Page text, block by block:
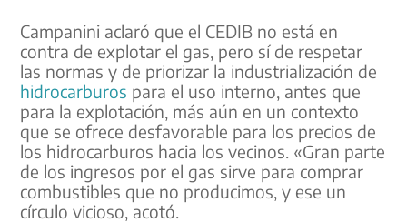
Campanini aclaró que el CEDIB no está en
contra de explotar el gas, pero sí de respetar
las normas y de priorizar la industrialización de
hidrocarburos para el uso interno, antes que
para la explotación, más aún en un contexto
que se ofrece desfavorable para los precios de
los hidrocarburos hacia los vecinos. «Gran parte
de los ingresos por el gas sirve para comprar
combustibles que no producimos, y ese un
círculo vicioso, acotó.